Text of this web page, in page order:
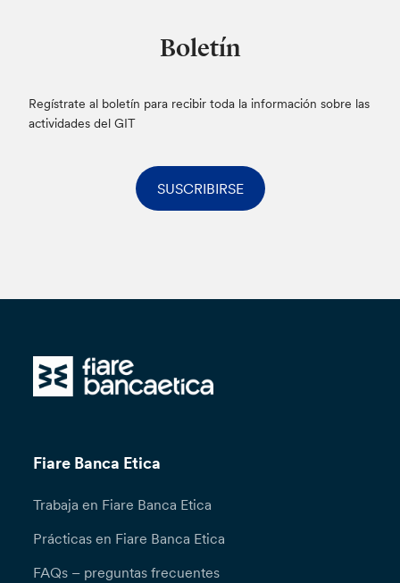
Boletín
Regístrate al boletín para recibir toda la información sobre las
actividades del GIT
SUSCRIBIRSE
Fiare Banca Etica
Trabaja en Fiare Banca Etica
Prácticas en Fiare Banca Etica
FAQs – preguntas frecuentes